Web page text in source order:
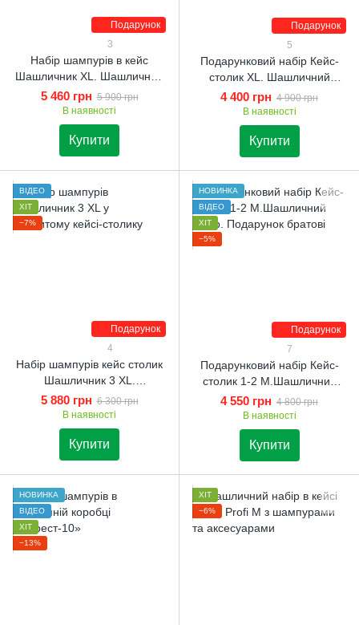
Подарунок
3
Набір шампурів в кейс
Шашличник XL. Шашличний
набір. Подарунок батькові
5 460 грн 5 900 грн
В наявності
Купити
Подарунок
5
Подарунковий набір Кейс-
столик XL. Шашличний
набір. Подарунок чоловікові
4 400 грн 4 900 грн
В наявності
Купити
Подарунок
ВІДЕО
ХІТ
−7%
4
Набір шампурів кейс столик
Шашличник 3 XL.
Шашличний набір.
Подарунок батькові
5 880 грн 6 300 грн
В наявності
Купити
Подарунок
НОВИНКА
ВІДЕО
ХІТ
−5%
7
Подарунковий набір Кейс-
столик 1-2 M.Шашличний
набір. Подарунок братові
4 550 грн 4 800 грн
В наявності
Купити
НОВИНКА
ВІДЕО
ХІТ
−13%
ХІТ
−6%